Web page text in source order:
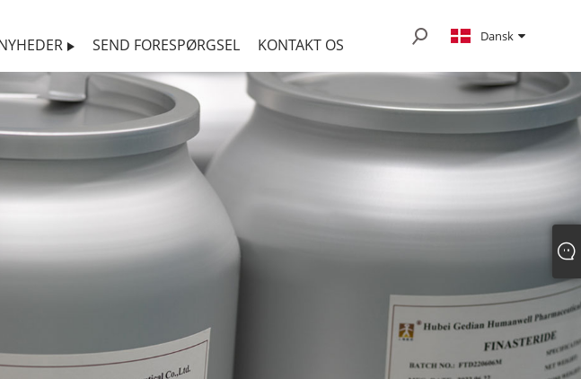
SEND FORESPØRGSEL KONTAKT OS Dansk